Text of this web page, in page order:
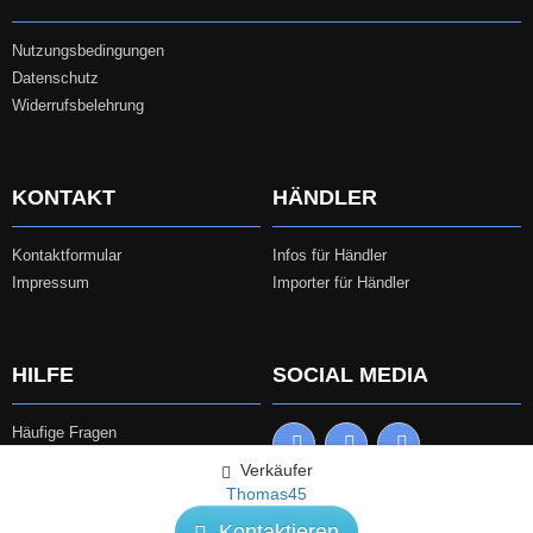
Verkäufer
Thomas45
Nutzungsbedingungen
Datenschutz
Widerrufsbelehrung
KONTAKT
Kontaktformular
Impressum
HÄNDLER
Infos für Händler
Importer für Händler
HILFE
Häufige Fragen
SOCIAL MEDIA